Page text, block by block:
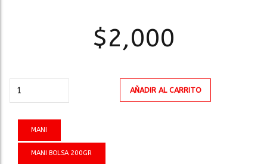
$2,000
BOLSA
cantidad
AÑADIR AL CARRITO
MANI
MANI BOLSA 200GR